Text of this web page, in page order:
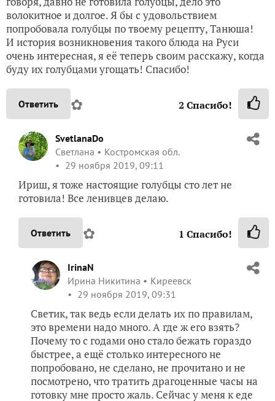
Ответить ✿ 2Спасибо!
SvetlanaDo
Светлана
Костромская обл.
29 ноября 2019, 09:11
Ириш, я тоже настоящие голубцы сто лет не
готовила! Все ленивцев делаю.
Ответить ✿ 1
IrinaN
Ирина Никитина
Киреевск
29 ноября 2019, 09:31
Светик, так ведь если делать их по правилам,
это времени надо много. А где ж его взять?
Почему то с годами оно стало бежать гораздо
быстрее, а ещё столько интересного не
попробовано, не сделано, не прочитано и не
посмотрено, что тратить драгоценные часы на
готовку мне просто жаль. Сейчас у меня к еде
отношение: чем быстрее и проще, тем лучше!
Ленивые голубцы ничуть не хуже! Но здесь же
конкурс, и конечно Таня расстаралась! Очень
аппетитно получилось, кто бы сделал, я бы
поела!